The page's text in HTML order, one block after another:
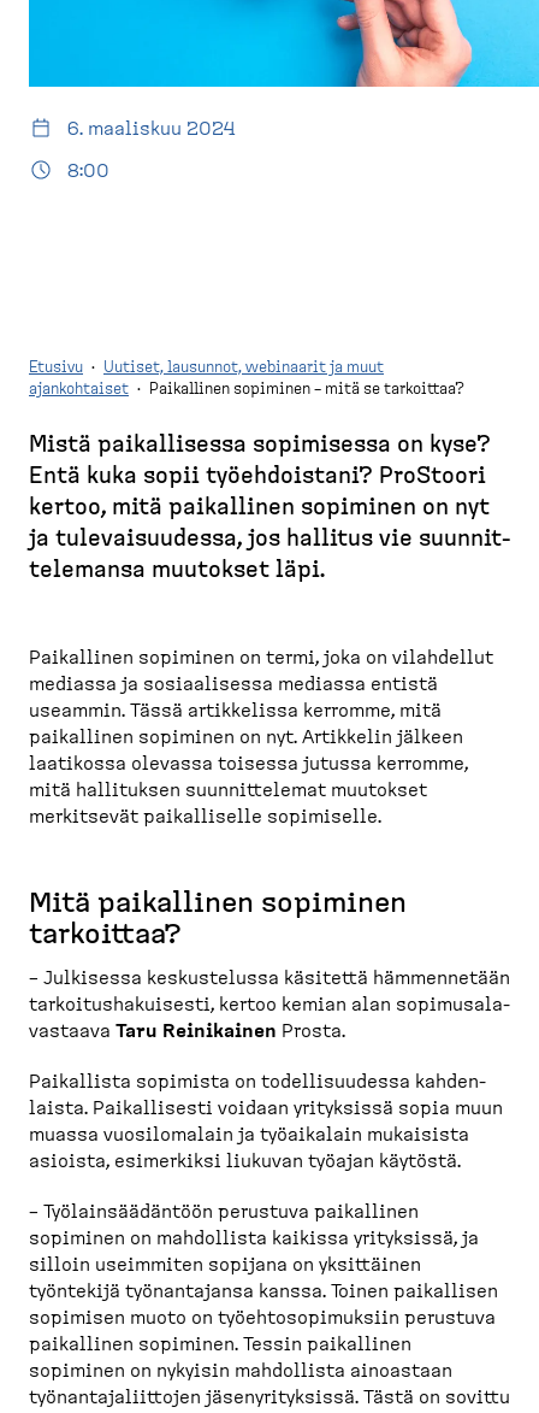
v
k
t
6. maaliskuu 2024
8:00
M
u
r
u
p
k
u
Etusivu ·
Uutiset, lausunnot, webinaarit ja muut
ajankohtaiset · Paikallinen sopiminen – mitä se tarkoittaa?
Mistä paikal­lisessa sopimisessa on kyse?
Entä kuka sopii työehdoistani? ProStoori
kertoo, mitä paikallinen sopiminen on nyt
ja tulevai­suudessa, jos hallitus vie suunnit­
te­lemansa muutokset läpi.
Paikallinen sopiminen on termi, joka on vilahdellut
mediassa ja sosiaa­lisessa mediassa entistä
useammin. Tässä artikkelissa kerromme, mitä
paikallinen sopiminen on nyt. Artikkelin jälkeen
laatikossa olevassa toisessa jutussa kerromme,
mitä hallituksen suunnit­telemat muutokset
merkitsevät paikal­liselle sopimiselle.
Mitä paikallinen sopiminen
tarkoittaa?
– Julkisessa keskus­telussa käsitettä hämmen­netään
tarkoi­tus­ha­kuisesti, kertoo kemian alan sopimusa­la­
vastaava Taru Reinikainen Prosta.
Paikallista sopimista on todelli­suudessa kahden­
laista. Paikal­lisesti voidaan yrityksissä sopia muun
muassa vuosilo­malain ja työaikalain mukaisista
asioista, esimerkiksi liukuvan työajan käytöstä.
– Työlain­sää­däntöön perustuva paikallinen
sopiminen on mahdollista kaikissa yrityksissä, ja
silloin useimmiten sopijana on yksittäinen
työntekijä työnan­tajansa kanssa. Toinen paikallisen
sopimisen muoto on työehto­so­pi­muksiin perustuva
paikallinen sopiminen. Tessin paikallinen
sopiminen on nykyisin mahdollista ainoastaan
työnan­ta­ja­liittojen jäseny­ri­tyksissä. Tästä on sovittu